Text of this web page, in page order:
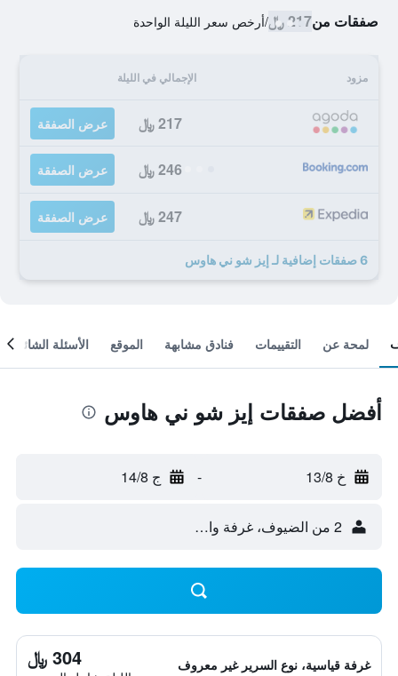
صفقات من217 ﷼ /أرخص سعر الليلة الواحدة
مزود الإجمالي في الليلة
217 ﷼ عرض الصفقة
246 ﷼ عرض الصفقة
247 ﷼ عرض الصفقة
6 صفقات إضافية لـ إيز شو ني هاوس
لمحة عن التقييمات فنادق مشابهة الموقع الأسئلة الشائعة
أفضل صفقات إيز شو ني هاوس
خ 13/8 - ج 14/8
2 من الضيوف، غرفة واحدة
غرفة قياسية، نوع السرير غير معروف 304 ﷼